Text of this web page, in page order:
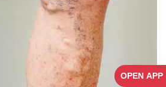
OPEN APP